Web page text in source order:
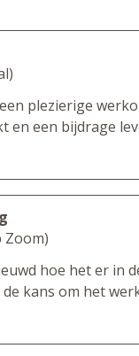
plezierige
en een bijdrage
Zoom)
hoe het er in
kans om het